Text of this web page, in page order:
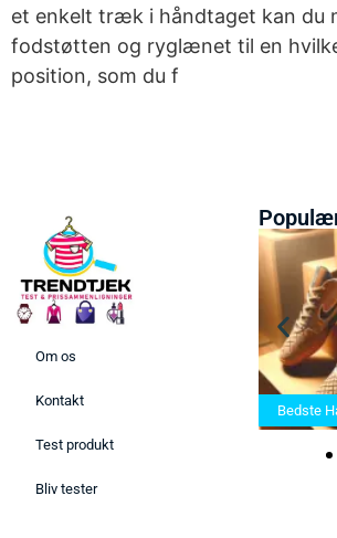
et enkelt træk i håndtaget kan du
fodstøtten og ryglænet til en
position, som du f
Om os
Kontakt
Test produkt
Bliv tester
Bedste Saunatæppe 2025 –
Find de bedste produkter her!
Bedste